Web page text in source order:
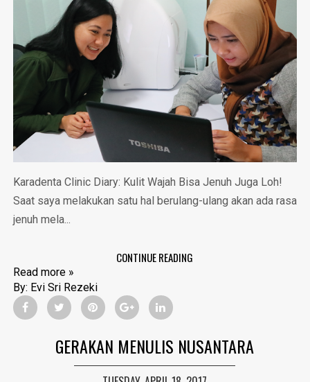
Karadenta Clinic Diary: Kulit Wajah Bisa Jenuh Juga Loh!
Saat saya melakukan satu hal berulang-ulang akan ada rasa
jenuh mela...
CONTINUE READING
Read more »
By: Evi Sri Rezeki
GERAKAN MENULIS NUSANTARA